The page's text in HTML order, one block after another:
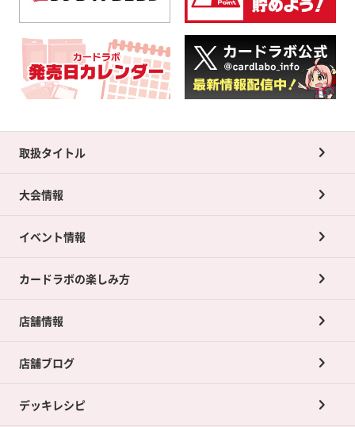
取扱タイトル
大会情報
イベント情報
カードラボの楽しみ方
店舗情報
店舗ブログ
デッキレシピ